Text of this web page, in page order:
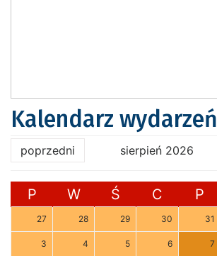
Kalendarz wydarzeń
poprzedni sierpień 2026
P W Ś C P
27 28 29 30 31
3 4 5 6 7